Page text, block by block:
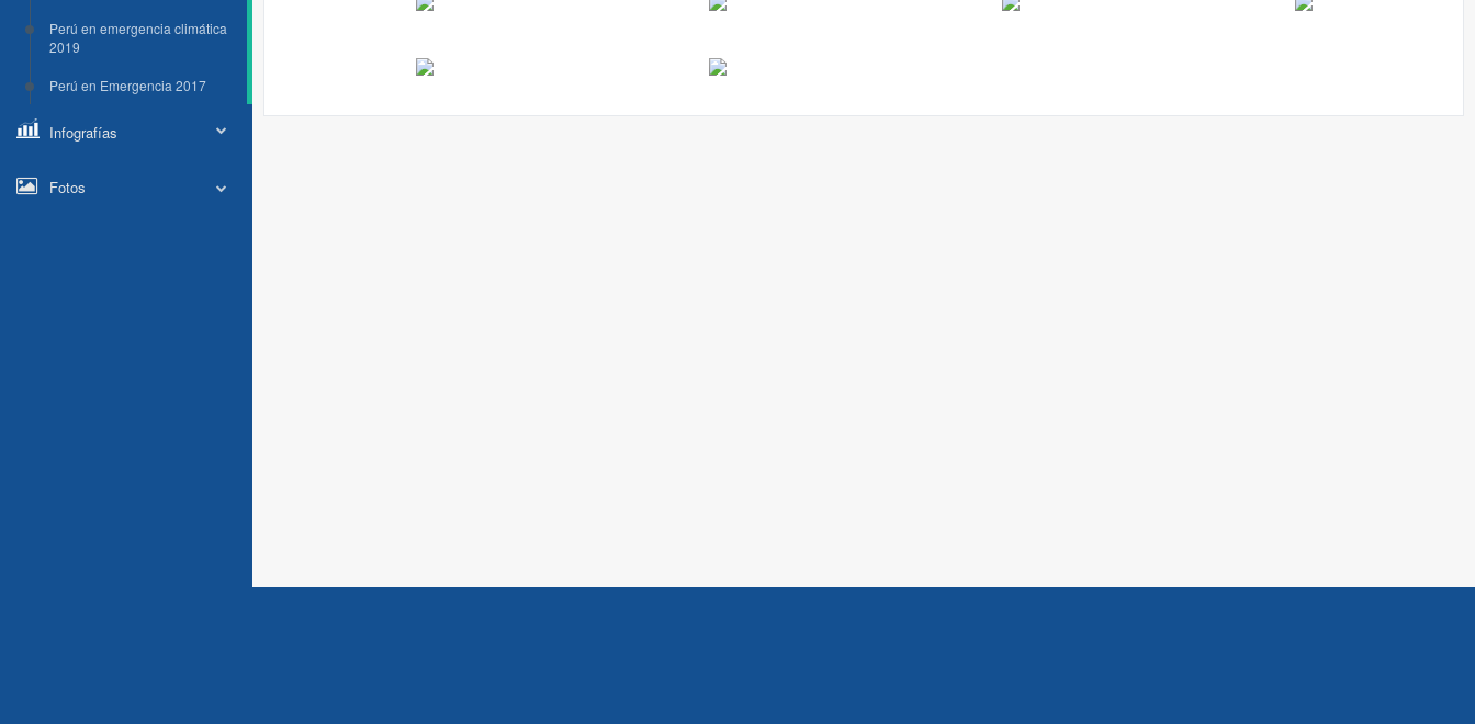
Perú en emergencia climática
2019
Perú en Emergencia 2017
Infografías
Fotos